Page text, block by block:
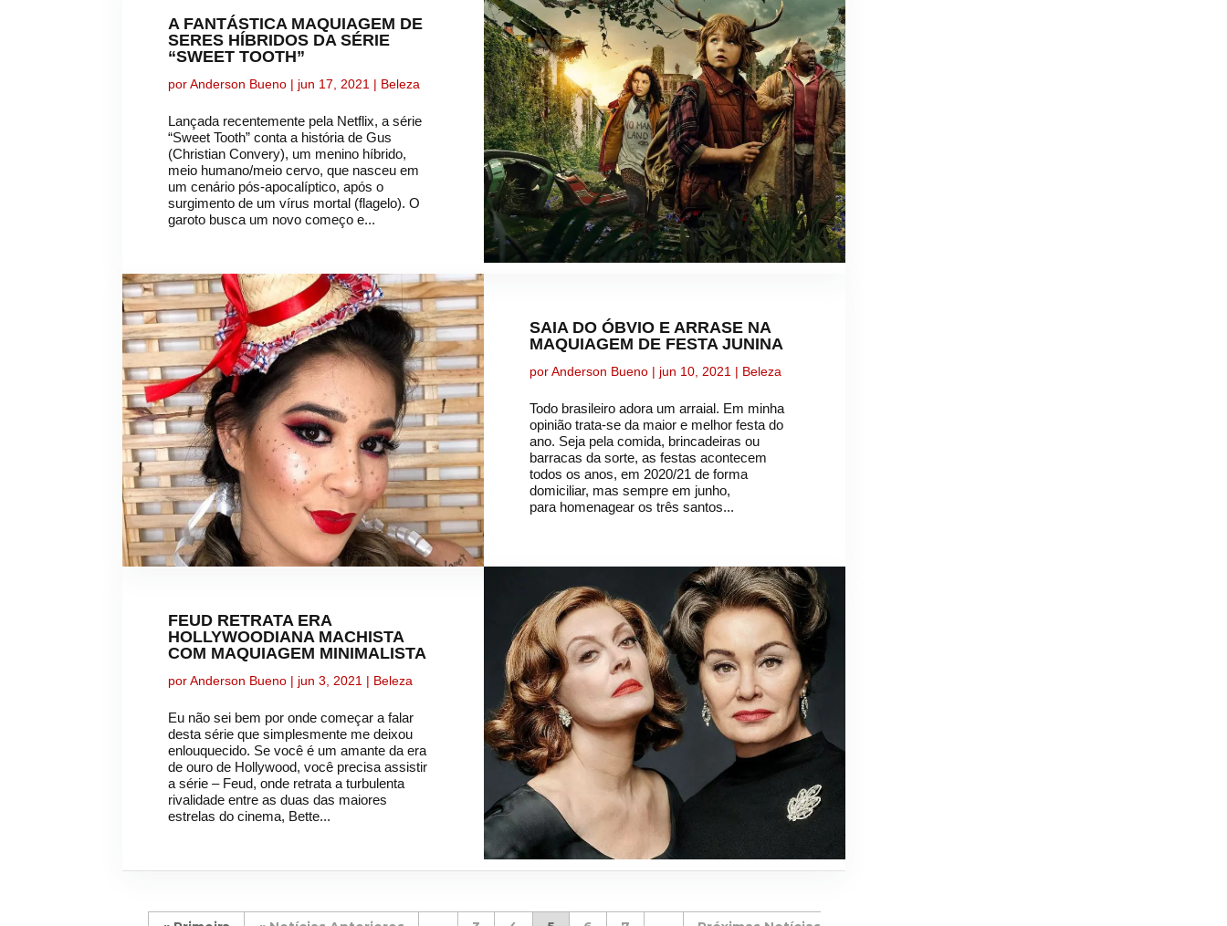
A FANTÁSTICA MAQUIAGEM DE
SERES HÍBRIDOS DA SÉRIE
“SWEET TOOTH”
porAnderson Bueno | jun 17, 2021 | Beleza
Lançada recentemente pela Netflix, a série
“Sweet Tooth” conta a história de Gus
(Christian Convery), um menino híbrido,
meio humano/meio cervo, que nasceu em
um cenário pós-apocalíptico, após o
surgimento de um vírus mortal (flagelo). O
garoto busca um novo começo e...
SAIA DO ÓBVIO E ARRASE NA
MAQUIAGEM DE FESTA JUNINA
porAnderson Bueno | jun 10, 2021 | Beleza
Todo brasileiro adora um arraial. Em minha
opinião trata-se da maior e melhor festa do
ano. Seja pela comida, brincadeiras ou
barracas da sorte, as festas acontecem
todos os anos, em 2020/21 de forma
domiciliar, mas sempre em junho,
para homenagear os três santos...
FEUD RETRATA ERA
HOLLYWOODIANA MACHISTA
COM MAQUIAGEM MINIMALISTA
porAnderson Bueno | jun 3, 2021 | Beleza
Eu não sei bem por onde começar a falar
desta série que simplesmente me deixou
enlouquecido. Se você é um amante da era
de ouro de Hollywood, você precisa assistir
a série – Feud, onde retrata a turbulenta
rivalidade entre as duas das maiores
estrelas do cinema, Bette...